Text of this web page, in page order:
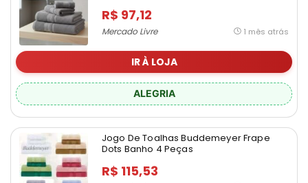
R$ 97,12
Mercado Livre 1 mês atrás
IR À LOJA
ALEGRIA
Jogo De Toalhas Buddemeyer Frape
Dots Banho 4 Peças
R$ 115,53